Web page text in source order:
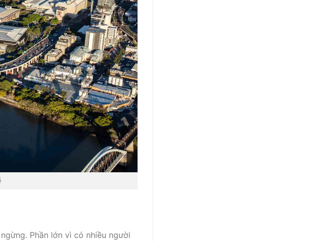
Phần lớn vì có nhiều người